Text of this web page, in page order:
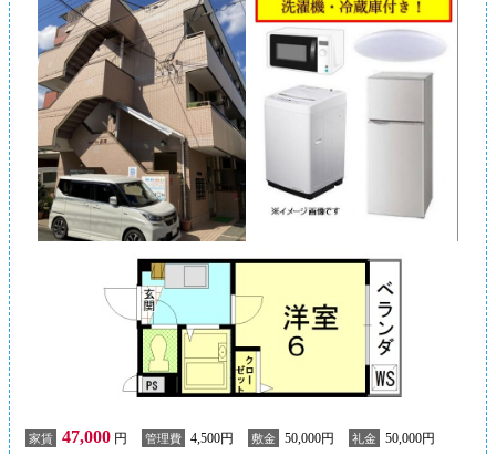
家賃 47,000 円 管理費 4,500円 敷金 50,000円 礼金 50,000円